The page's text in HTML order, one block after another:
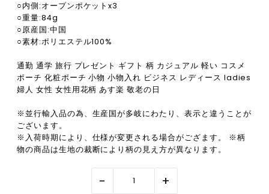
○内側:オープンポケットx3
○重量:84g
○原産国:中国
○素材:ポリエステル100%
通勤 通学 旅行 プレゼント ギフト 柄 カジュアル 軽い コスメ
ポーチ 化粧ポーチ 小物 小物入れ ビジネス レディース ladies
婦人 女性 女性用花柄 あす楽 敬老の日
※並行輸入品の為、生産国が多岐にわたり、表示と違うことが
ございます。
※入荷時期により、仕様が変更される場合がござます。 ※柄
物の商品は生地の裁断により柄の見え方が異なります。
- +